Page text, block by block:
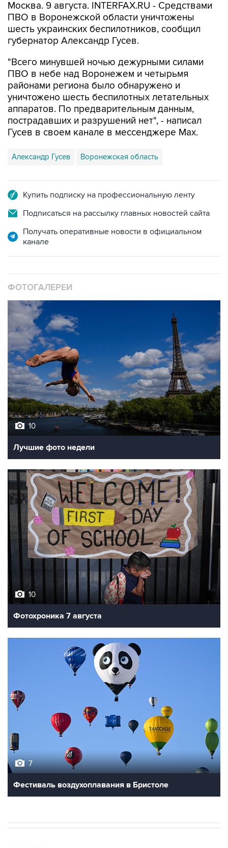
Москва. 9 августа. INTERFAX.RU - Средствами
ПВО в Воронежской области уничтожены
шесть украинских беспилотников, сообщил
губернатор Александр Гусев.
"Всего минувшей ночью дежурными силами
ПВО в небе над Воронежем и четырьмя
районами региона было обнаружено и
уничтожено шесть беспилотных летательных
аппаратов. По предварительным данным,
пострадавших и разрушений нет", - написал
Гусев в своем канале в мессенджере Max.
Александр Гусев Воронежская область
Купить подписку на профессиональную ленту
Подписаться на рассылку главных новостей сайта
Получать оперативные новости в официальном
канале
ФОТОГАЛЕРЕИ
10
Лучшие фото недели
10
Фотохроника 7 августа
7
Фестиваль воздухоплавания в Бристоле